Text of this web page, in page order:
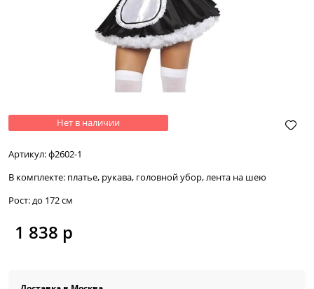
Нет в наличии
Артикул:ф2602-1
В комплекте: платье, рукава, головной убор, лента на шею
Рост:до 172 см
1 838 р